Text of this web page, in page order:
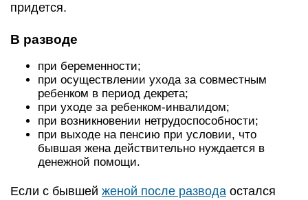
придется.
В разводе
при беременности;
при осуществлении ухода за совместным
ребенком в период декрета;
при уходе за ребенком-инвалидом;
при возникновении нетрудоспособности;
при выходе на пенсию при условии, что
бывшая жена действительно нуждается в
денежной помощи.
Если с бывшей женой после развода остался